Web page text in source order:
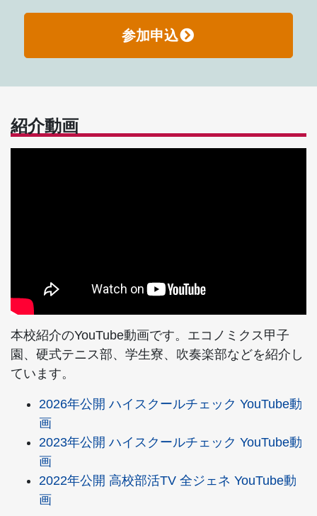
参加申込
紹介動画
本校紹介のYouTube動画です。エコノミクス甲子
園、硬式テニス部、学生寮、吹奏楽部などを紹介し
ています。
2026年公開 ハイスクールチェック YouTube動
画
2023年公開 ハイスクールチェック YouTube動
画
2022年公開 高校部活TV 全ジェネ YouTube動
画